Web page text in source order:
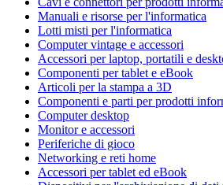
Manuali e risorse per l'informatica
Lotti misti per l'informatica
Computer vintage e accessori
Accessori per laptop, portatili e
Componenti per tablet e eBook
Articoli per la stampa a 3D
Componenti e parti per prodotti
Computer desktop
Monitor e accessori
Periferiche di gioco
Networking e reti home
Accessori per tablet ed eBook